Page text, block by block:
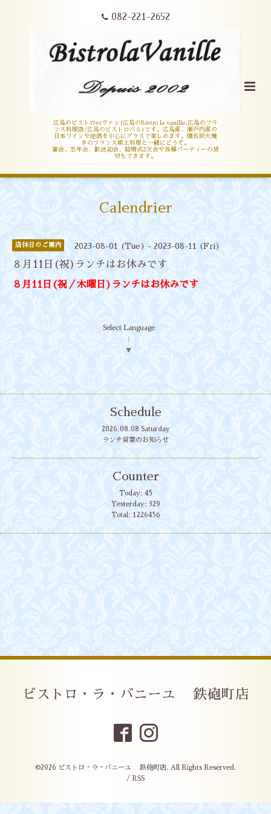
082-221-2652
広島のビストロetヴァン(広島のBistro la vanille,広島のフラ
ンス料理店/広島のビストロバル)です。広島産、瀬戸内産の
日本ワインや地酒を中心にグラスで楽しめます。備長炭火焼
きのフランス郷土料理と一緒にどうぞ。
宴会、忘年会、歓送迎会、結婚式2次会や各種パーティーの貸
切もできます。
Calendrier
店休日のご案内 2023-08-01 (Tue) - 2023-08-11 (Fri)
８月11日(祝)ランチはお休みです
８月11日(祝／木曜日)ランチはお休みです
Select Language
▼
Schedule
2026.08.08 Saturday
ランチ営業のお知らせ
Counter
Today: 45
Yesterday: 329
Total: 1226456
ビストロ・ラ・バニーユ 鉄砲町店
©2026 ビストロ・ラ・バニーユ 鉄砲町店. All Rights Reserved.
/
RSS